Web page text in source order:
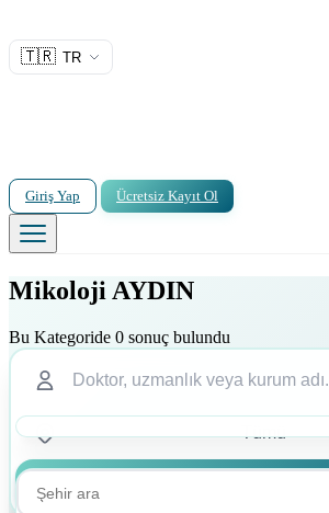
🇹🇷 TR
Giriş Yap Ücretsiz Kayıt Ol
Mikoloji AYDIN
Bu Kategoride 0 sonuç bulundu